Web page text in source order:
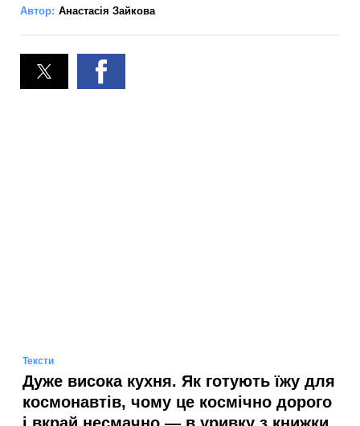
Автор: Анастасія Зайкова